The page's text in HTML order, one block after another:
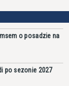
o posadzie na
po sezonie 2027